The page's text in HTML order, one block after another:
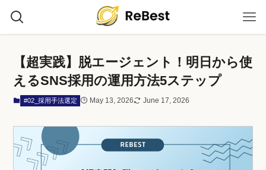
【超実践】脱エージェント！明日から使
えるSNS採用の運用方法5ステップ
#02_採用手法選定 May 13, 2026 June 17, 2026